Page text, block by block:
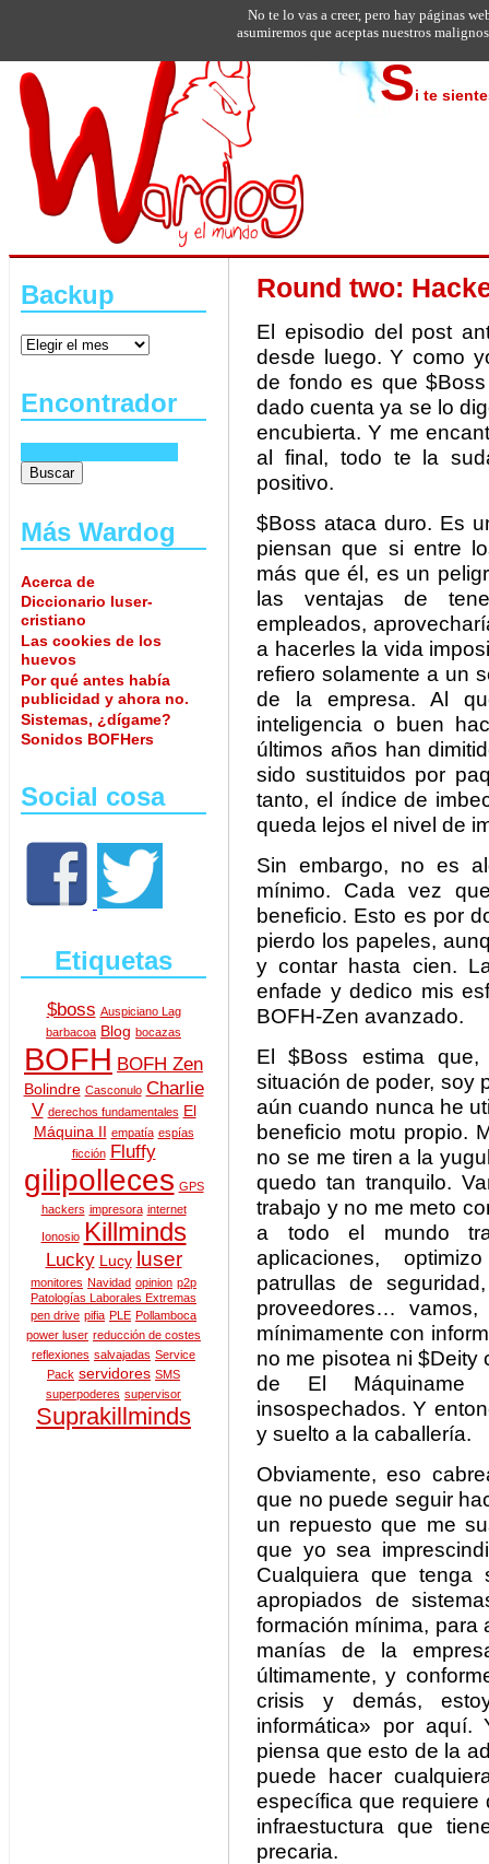
Si te
Backup
Encontrador
Más Wardog
Acerca de
Diccionario luser-
cristiano
Las cookies de los
huevos
Por qué antes había
publicidad y ahora no.
Sistemas, ¿dígame?
Sonidos BOFHers
Social cosa
Etiquetas
$boss Auspiciano Lag
barbacoa Blog bocazas
BOFH BOFH Zen
Bolindre Casconulo Charlie
V derechos fundamentales El
Máquina II empatía espías
ficción
Fluffy
gilipolleces GPS
hackers impresora internet
Ionosio Killminds
Lucky Lucy luser
monitores Navidad opinion p2p
Patologías Laborales Extremas
pen drive pifia PLE Pollamboca
power luser reducción de costes
reflexiones salvajadas Service
Pack servidores SMS
superpoderes supervisor
Suprakillminds
Round two:
El episodio del post
desde luego. Y como
de fondo es que
dado cuenta ya se lo
encubierta. Y me
al final, todo te la
positivo.
$Boss ataca duro. Es
piensan que si entre
más que él, es un
las ventajas de
empleados,
a hacerles la vida
refiero solamente a un
de la empresa. Al
inteligencia o buen
últimos años han
sido sustituidos por
tanto, el índice de
queda lejos el nivel de
Sin embargo, no es
mínimo. Cada vez
beneficio. Esto es por
pierdo los papeles,
y contar hasta cien.
enfade y dedico mis
BOFH-Zen avanzado.
El $Boss estima
situación de poder, soy
aún cuando nunca he
beneficio motu propio.
no se me tiren a la
quedo tan tranquilo.
trabajo y no me meto
a todo el mundo
aplicaciones,
patrullas de
proveedores…
mínimamente con
no me pisotea ni $Deity
de El Máquiname
insospechados. Y
y suelto a la caballería.
Obviamente, eso
que no puede seguir
un repuesto que me
que yo sea
Cualquiera que tenga
apropiados de
formación mínima, para
manías de la
últimamente, y
crisis y demás,
informática» por
piensa que esto de la
puede hacer
específica que
infraestuctura que
precaria.
No te lo vas a creer, pero hay páginas
asumiremos que aceptas nuestros